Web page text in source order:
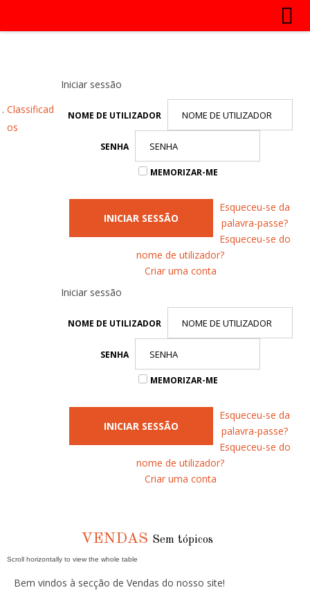
Iniciar sessão
NOME DE UTILIZADOR
SENHA
MEMORIZAR-ME
INICIAR SESSÃO
Esqueceu-se da
palavra-passe?
Esqueceu-se do
nome de utilizador?
Criar uma conta
Iniciar sessão
NOME DE UTILIZADOR
SENHA
MEMORIZAR-ME
INICIAR SESSÃO
Esqueceu-se da
palavra-passe?
Esqueceu-se do
nome de utilizador?
Criar uma conta
Classificad
os
VENDAS Sem tópicos
Bem vindos à secção de Vendas do nosso site!